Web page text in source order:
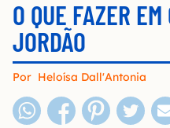
O QUE FAZER
JORDÃO
Por Heloísa Dall'Antonia